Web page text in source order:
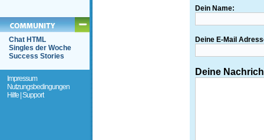
Chat HTML
Singles der Woche
Success Stories
Impressum
Nutzungsbedingungen
Hilfe | Support
Dein Name:
Deine E-Mail
Deine